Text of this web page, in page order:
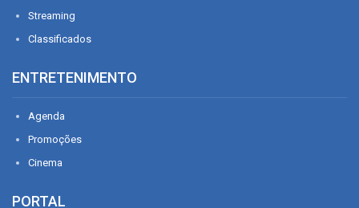
Streaming
Classificados
ENTRETENIMENTO
Agenda
Promoções
Cinema
PORTAL